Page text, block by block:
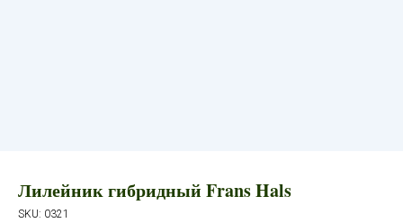
Лилейник гибридный Frans Hals
SKU: 0321